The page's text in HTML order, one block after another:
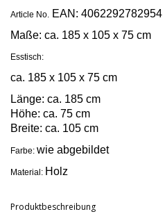
Article No. EAN: 4062292782954
Maße: ca. 185 x 105 x 75 cm
Esstisch:
ca. 185 x 105 x 75 cm
Länge: ca. 185 cm
Höhe: ca. 75 cm
Breite: ca. 105 cm
Farbe: wie abgebildet
Material: Holz
Produktbeschreibung